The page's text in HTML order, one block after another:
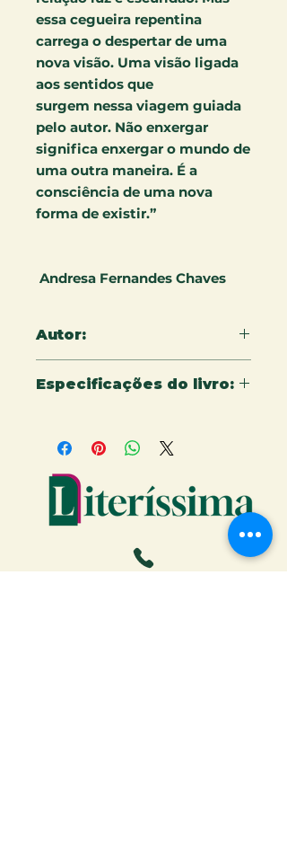
essa cegueira repentina
carrega o despertar de uma
nova visão. Uma visão ligada
aos sentidos que
surgem nessa viagem guiada
pelo autor. Não enxergar
significa enxergar o mundo de
uma outra maneira. É a
consciência de uma nova
forma de existir.”
Andresa Fernandes Chaves
Autor:
Especificações do livro: